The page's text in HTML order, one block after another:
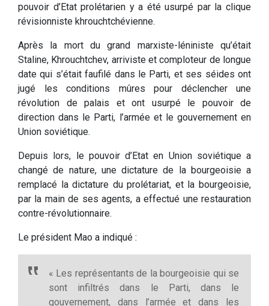
pouvoir d’Etat prolétarien y a été usurpé par la clique
révisionniste khrouchtchévienne.
Après la mort du grand marxiste-léniniste qu’était
Staline, Khrouchtchev, arriviste et comploteur de longue
date qui s’était faufilé dans le Parti, et ses séides ont
jugé les conditions mûres pour déclencher une
révolution de palais et ont usurpé le pouvoir de
direction dans le Parti, l’armée et le gouvernement en
Union soviétique.
Depuis lors, le pouvoir d’Etat en Union soviétique a
changé de nature, une dictature de la bourgeoisie a
remplacé la dictature du prolétariat, et la bourgeoisie,
par la main de ses agents, a effectué une restauration
contre-révolutionnaire.
Le président Mao a indiqué :
« Les représentants de la bourgeoisie qui se
sont infiltrés dans le Parti, dans le
gouvernement, dans l’armée et dans les